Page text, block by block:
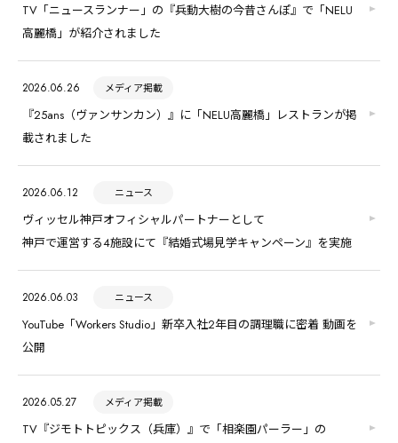
TV「ニュースランナー」の『兵動大樹の今昔さんぽ』で「NELU
高麗橋」が紹介されました
2026.06.26 メディア掲載
『25ans（ヴァンサンカン）』に「NELU高麗橋」レストランが掲
載されました
2026.06.12 ニュース
ヴィッセル神戸オフィシャルパートナーとして
神戸で運営する4施設にて『結婚式場見学キャンペーン』を実施
2026.06.03 ニュース
YouTube「Workers Studio」新卒入社2年目の調理職に密着 動画を
公開
2026.05.27 メディア掲載
TV『ジモトトピックス（兵庫）』で「相楽園パーラー」の